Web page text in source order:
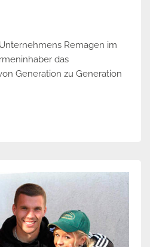
Remagen im
das
Generation zu Generation